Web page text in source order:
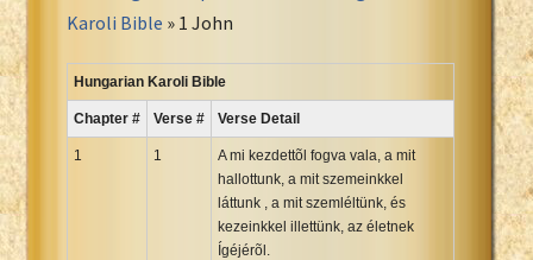
Russian Synodal 1876 Bible
Russian Synodal Bible Win-1251
Spanish RV 1909 Bible
Karoli Bible » 1 John
Hungarian Karoli Bible
Chapter # Verse # Verse Detail
1 1
A mi kezdettõl fogva vala, a mit
hallottunk, a mit szemeinkkel
láttunk , a mit szemléltünk, és
kezeinkkel illettünk, az életnek
Ígéjérõl.